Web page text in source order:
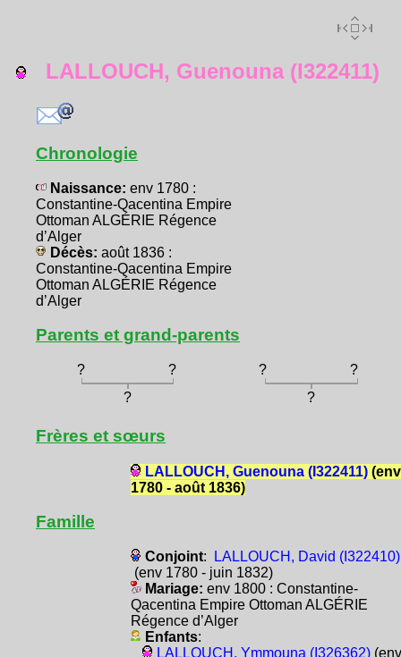
LALLOUCH, Guenouna (I322411)
Chronologie
Naissance: env 1780 :
Constantine-Qacentina Empire
Ottoman ALGÉRIE Régence
d’Alger
Décès: août 1836 :
Constantine-Qacentina Empire
Ottoman ALGÉRIE Régence
d’Alger
Parents et grand-parents
? ? ?
?
?
?
Frères et sœurs
LALLOUCH, Guenouna (I322411)(env
1780 - août 1836)
Famille
Conjoint:
LALLOUCH, David (I322410)
(env 1780 - juin 1832)
Mariage: env 1800 : Constantine-
Qacentina Empire Ottoman ALGÉRIE
Régence d’Alger
Enfants:
LALLOUCH, Ymmouna (I326362)(env